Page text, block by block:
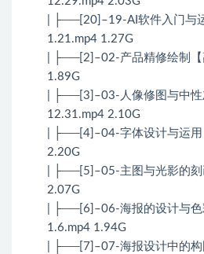
| ├──[20]–19-AI软件入门与
1.21.mp4 1.27G
| ├──[2]–02-产品精修绘制
1.89G
| ├──[3]–03-人像修图与中性
12.31.mp4 2.10G
| ├──[4]–04-字体设计与运
2.20G
| ├──[5]–05-主图与光影的
2.07G
| ├──[6]–06-海报的设计与色
1.6.mp4 1.94G
| ├──[7]–07-海报设计中的构